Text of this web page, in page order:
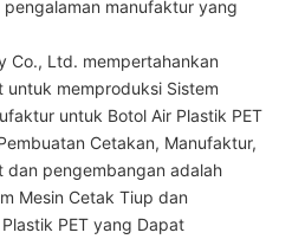
manufaktur yang
Co., Ltd. mempertahankan
memproduksi Sistem
untuk Botol Air Plastik PET
Cetakan, Manufaktur,
dan pengembangan adalah
Mesin Cetak Tiup dan
PET yang Dapat